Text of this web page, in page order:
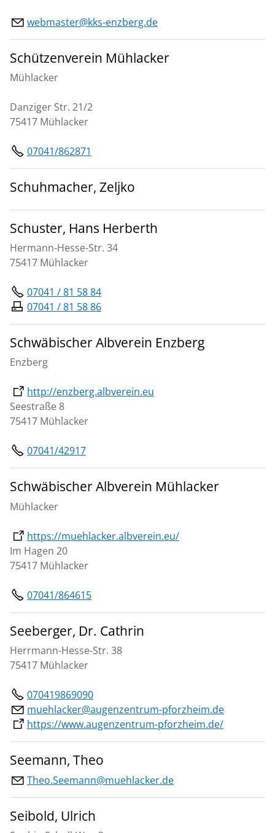
webmaster@kks-enzberg.de
Schützenverein Mühlacker
Mühlacker
Danziger Str. 21/2
75417 Mühlacker
07041/862871
Schuhmacher, Zeljko
Schuster, Hans Herberth
Hermann-Hesse-Str. 34
75417 Mühlacker
07041 / 81 58 84
07041 / 81 58 86
Schwäbischer Albverein Enzberg
Enzberg
http://enzberg.albverein.eu
Seestraße 8
75417 Mühlacker
07041/42917
Schwäbischer Albverein Mühlacker
Mühlacker
https://muehlacker.albverein.eu/
Im Hagen 20
75417 Mühlacker
07041/864615
Seeberger, Dr. Cathrin
Herrmann-Hesse-Str. 38
75417 Mühlacker
070419869090
muehlacker@augenzentrum-pforzheim.de
https://www.augenzentrum-pforzheim.de/
Seemann, Theo
Theo.Seemann@muehlacker.de
Seibold, Ulrich